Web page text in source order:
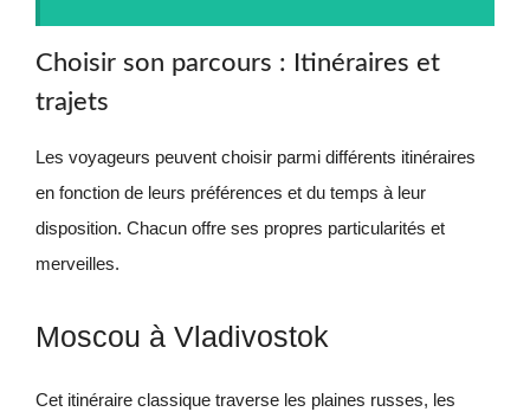
Choisir son parcours : Itinéraires et
trajets
Les voyageurs peuvent choisir parmi différents itinéraires
en fonction de leurs préférences et du temps à leur
disposition. Chacun offre ses propres particularités et
merveilles.
Moscou à Vladivostok
Cet itinéraire classique traverse les plaines russes, les